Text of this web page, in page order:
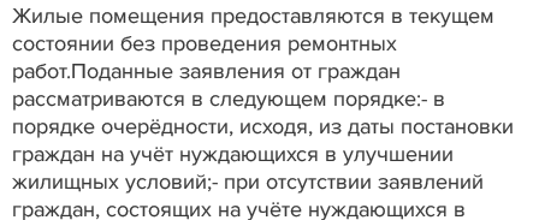
Жилые помещения предоставляются в текущем
состоянии без проведения ремонтных
работ.Поданные заявления от граждан
рассматриваются в следующем порядке:- в
порядке очерёдности, исходя, из даты постановки
граждан на учёт нуждающихся в улучшении
жилищных условий;- при отсутствии заявлений
граждан, состоящих на учёте нуждающихся в